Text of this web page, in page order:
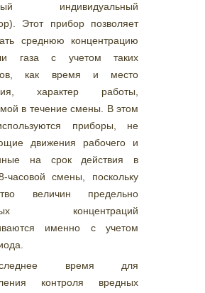
индивидуальный
Этот прибор позволяет
среднюю концентрацию
газа с учетом таких
как время и место
характер работы,
в течение смены. В этом
приборы, не
движения рабочего и
на срок действия в
часовой смены, поскольку
величин предельно
концентраций
именно с учетом
время для
контроля вредных